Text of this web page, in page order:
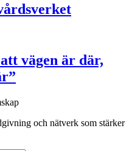
vägen är där,
och nätverk som stärker